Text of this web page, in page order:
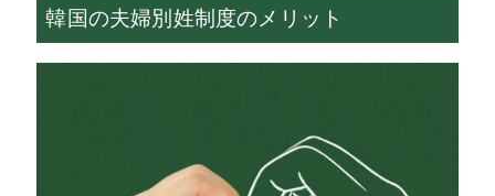
韓国の夫婦別姓制度のメリット